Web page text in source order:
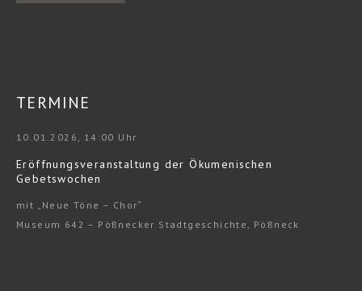
TERMINE
10.01.2026, 14:00 Uhr
Eröffnungsveranstaltung der Ökumenischen
Gebetswochen
mit „Neue Töne – Chor“
Museum 642 – Pößnecker Stadtgeschichte, Pößneck